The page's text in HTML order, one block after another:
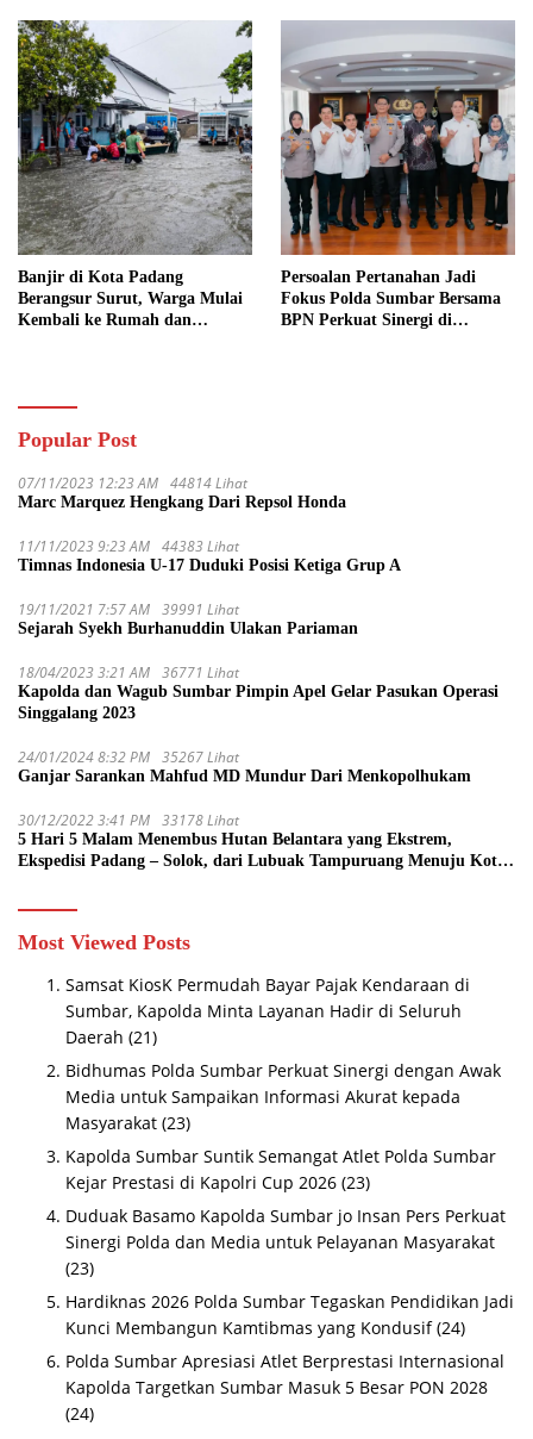
Banjir di Kota Padang
Berangsur Surut, Warga Mulai
Kembali ke Rumah dan
Persoalan Pertanahan Jadi
Fokus Polda Sumbar Bersama
BPN Perkuat Sinergi di
Popular Post
07/11/2023 12:23 AM 44814 Lihat
Marc Marquez Hengkang Dari Repsol Honda
11/11/2023 9:23 AM 44383 Lihat
Timnas Indonesia U-17 Duduki Posisi Ketiga Grup A
19/11/2021 7:57 AM 39991 Lihat
Sejarah Syekh Burhanuddin Ulakan Pariaman
18/04/2023 3:21 AM 36771 Lihat
Kapolda dan Wagub Sumbar Pimpin Apel Gelar Pasukan Operasi
Singgalang 2023
24/01/2024 8:32 PM 35267 Lihat
Ganjar Sarankan Mahfud MD Mundur Dari Menkopolhukam
30/12/2022 3:41 PM 33178 Lihat
5 Hari 5 Malam Menembus Hutan Belantara yang Ekstrem,
Ekspedisi Padang – Solok, dari Lubuak Tampuruang Menuju Koto
Most Viewed Posts
Samsat KiosK Permudah Bayar Pajak Kendaraan di
Sumbar, Kapolda Minta Layanan Hadir di Seluruh
Daerah (21)
Bidhumas Polda Sumbar Perkuat Sinergi dengan Awak
Media untuk Sampaikan Informasi Akurat kepada
Masyarakat (23)
Kapolda Sumbar Suntik Semangat Atlet Polda Sumbar
Kejar Prestasi di Kapolri Cup 2026 (23)
Duduak Basamo Kapolda Sumbar jo Insan Pers Perkuat
Sinergi Polda dan Media untuk Pelayanan Masyarakat
(23)
Hardiknas 2026 Polda Sumbar Tegaskan Pendidikan Jadi
Kunci Membangun Kamtibmas yang Kondusif (24)
Polda Sumbar Apresiasi Atlet Berprestasi Internasional
Kapolda Targetkan Sumbar Masuk 5 Besar PON 2028
(24)